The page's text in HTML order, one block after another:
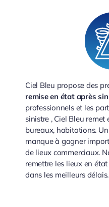
Ciel Bleu propose des
remise en état après
professionnels et les
sinistre , Ciel Bleu
bureaux, habitations.
manque à gagner
de lieux commerciaux.
remettre les lieux en
dans les meilleurs délais.